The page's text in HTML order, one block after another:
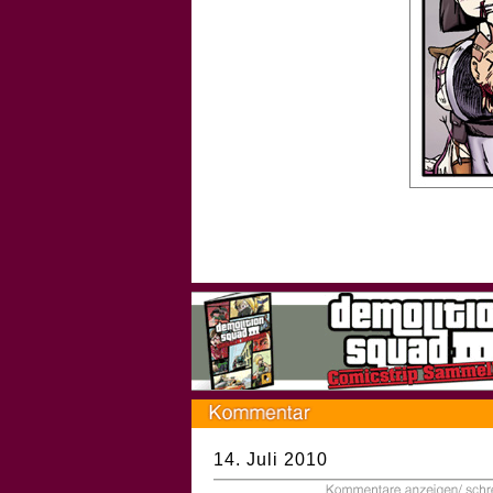
14. Juli 2010